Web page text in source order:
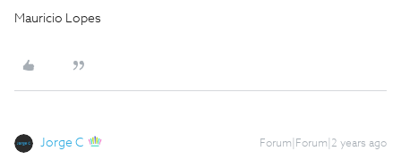
Mauricio Lopes
Jorge C Forum|Forum|2 years ago